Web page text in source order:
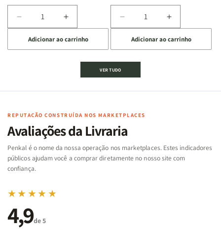
Diminuir
a
quantidade
de
Cartas
Famílias
Bíblia
-
Penkal
Aumentar
a
quantidade
de
Jogo
Cartas
Famílias
da
Bíblia
-
Penkal
Adicionar ao carrinho
Diminuir
a
quantidade
de
Jogo
|
de
Aumentar
a
quantidade
de
|
Adicionar ao carrinho
VER TUDO
REPUTAÇÃO CONSTRUÍDA NOS MARKETPLACES
Avaliações da Livraria
Penkal é o nome da nossa operação nos marketplaces. Estes indicadores
públicos ajudam você a comprar diretamente no nosso site com
confiança.
★★★★★
4,9de 5